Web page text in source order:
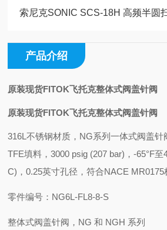
产品介绍
原装现货FITOK飞托克整体式阀盖针阀
原装现货FITOK飞托克整体式阀盖针阀
316L不锈钢材质，NG系列一体式阀盖
TFE填料，3000 psig (207 bar)，-65°F至
C)，0.25英寸孔径，符合NACE MR0175
零件编号：NG6L-FL8-8-S
整体式阀盖针阀，NG 和 NGH 系列